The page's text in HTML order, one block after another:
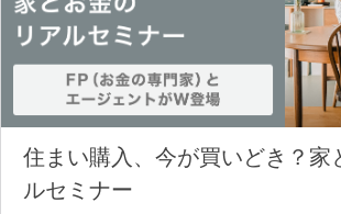
住まい購入、今が買いどき？家
ルセミナー